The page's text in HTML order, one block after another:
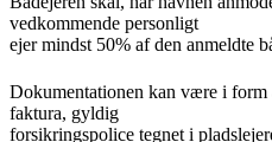
vedkommende personligt
ejer mindst 50% af den anmeldte
Dokumentationen kan være i form
faktura, gyldig
forsikringspolice tegnet i